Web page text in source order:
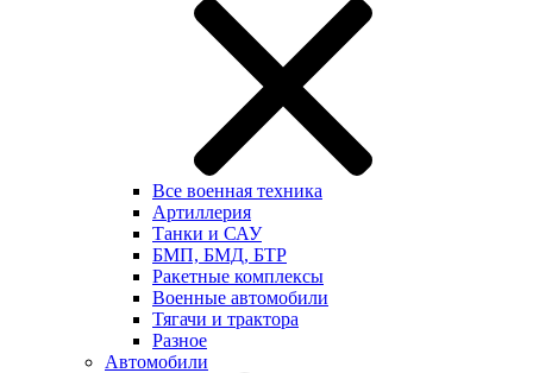
Все военная техника
Артиллерия
Танки и САУ
БМП, БМД, БТР
Ракетные комплексы
Военные автомобили
Тягачи и трактора
Разное
Автомобили